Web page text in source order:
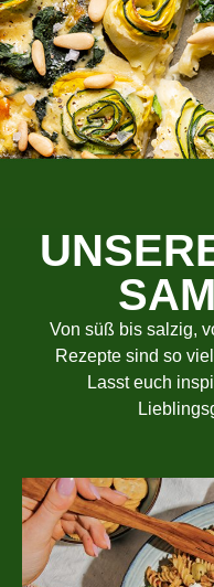
Von süß bis salzig,
Rezepte sind so
Lasst euch